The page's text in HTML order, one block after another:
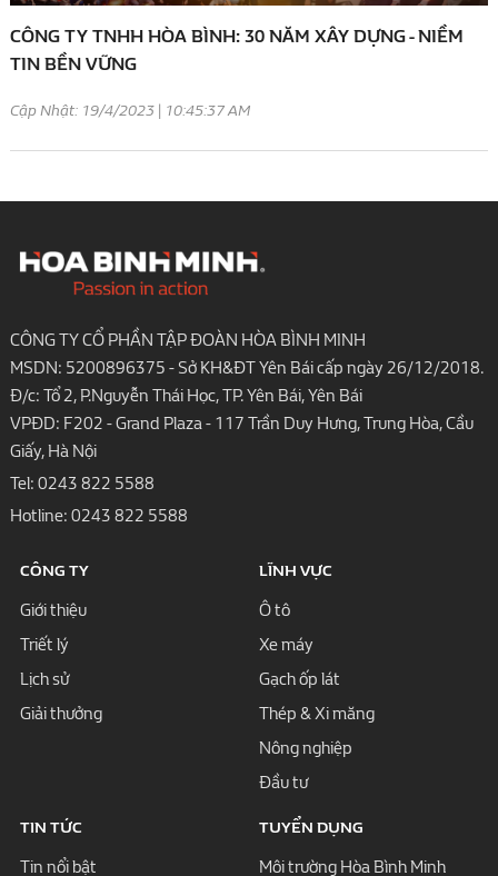
CÔNG TY TNHH HÒA BÌNH: 30 NĂM XÂY DỰNG - NIỀM
TIN BỀN VỮNG
Cập Nhật: 19/4/2023 | 10:45:37 AM
CÔNG TY CỔ PHẦN TẬP ĐOÀN HÒA BÌNH MINH
MSDN: 5200896375 - Sở KH&ĐT Yên Bái cấp ngày 26/12/2018.
Đ/c: Tổ 2, P.Nguyễn Thái Học, TP. Yên Bái, Yên Bái
VPĐD: F202 - Grand Plaza - 117 Trần Duy Hưng, Trung Hòa, Cầu
Giấy, Hà Nội
Tel: 0243 822 5588
Hotline: 0243 822 5588
CÔNG TY
Giới thiệu
Triết lý
Lịch sử
Giải thưởng
LĨNH VỰC
Ô tô
Xe máy
Gạch ốp lát
Thép & Xi măng
Nông nghiệp
Đầu tư
TIN TỨC
Tin nổi bật
TUYỂN DỤNG
Môi trường Hòa Bình Minh